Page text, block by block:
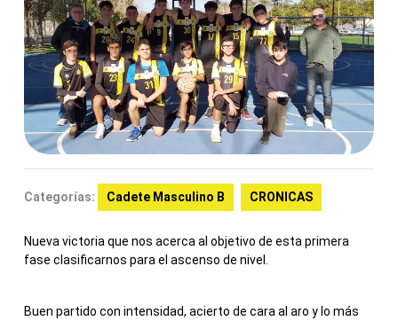
Categorías: Cadete Masculino B CRONICAS
Nueva victoria que nos acerca al objetivo de esta primera
fase clasificarnos para el ascenso de nivel.
Buen partido con intensidad, acierto de cara al aro y lo más